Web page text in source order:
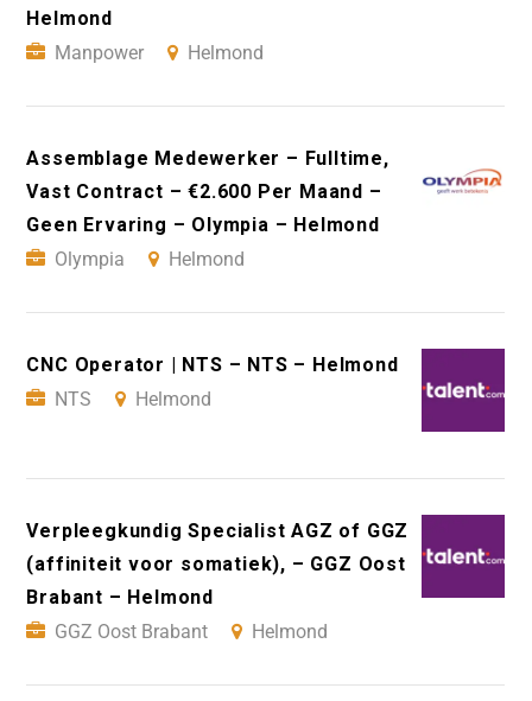
Helmond
Manpower
Helmond
Assemblage Medewerker – Fulltime,
Vast Contract – €2.600 Per Maand –
Geen Ervaring – Olympia – Helmond
Olympia
Helmond
CNC Operator | NTS – NTS – Helmond
NTS
Helmond
Verpleegkundig Specialist AGZ of GGZ
(affiniteit voor somatiek), – GGZ Oost
Brabant – Helmond
GGZ Oost Brabant
Helmond